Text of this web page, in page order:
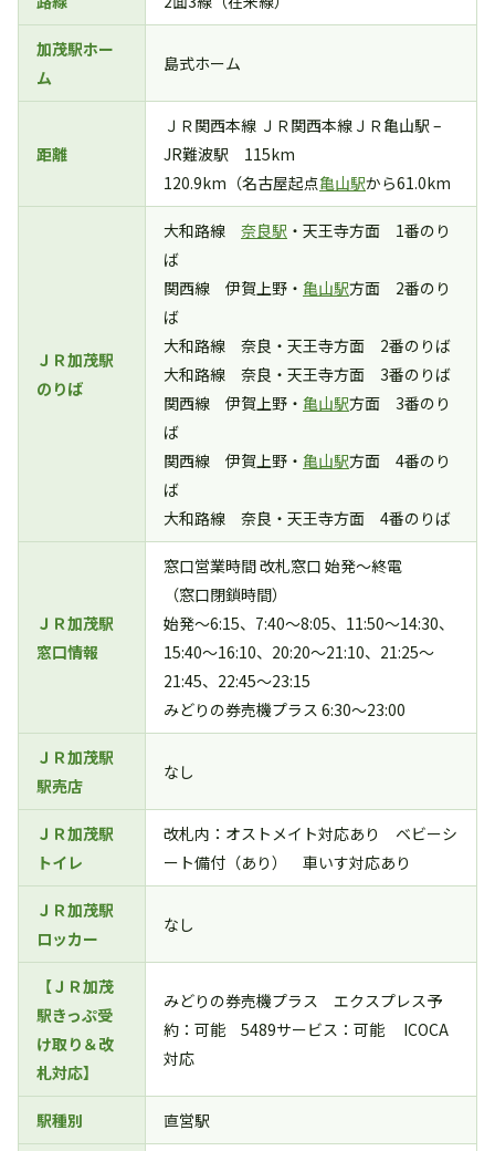
加茂駅ホー
ム
島式ホーム
距離
ＪＲ関西本線 ＪＲ関西本線ＪＲ亀山駅 –
JR難波駅 115km
120.9km（名古屋起点亀山駅から61.0km
ＪＲ加茂駅
のりば
大和路線 奈良駅 ・天王寺方面 1番のり
ば
関西線 伊賀上野・ 亀山駅方面 2番のり
ば
大和路線 奈良・天王寺方面 2番のりば
大和路線 奈良・天王寺方面 3番のりば
関西線 伊賀上野・ 亀山駅方面 3番のり
ば
関西線 伊賀上野・ 亀山駅方面 4番のり
ば
大和路線 奈良・天王寺方面 4番のりば
ＪＲ加茂駅
窓口情報
窓口営業時間 改札窓口 始発～終電
（窓口閉鎖時間）
始発～6:15、7:40～8:05、11:50～14:30、
15:40～16:10、20:20～21:10、21:25～
21:45、22:45～23:15
みどりの券売機プラス 6:30～23:00
ＪＲ加茂駅
駅売店
なし
ＪＲ加茂駅
トイレ
改札内：オストメイト対応あり ベビーシ
ート備付（あり） 車いす対応あり
ＪＲ加茂駅
ロッカー
なし
【ＪＲ加茂
駅きっぷ受
け取り＆改
札対応】
みどりの券売機プラス エクスプレス予
約：可能 5489サービス：可能 ICOCA
対応
駅種別 直営駅